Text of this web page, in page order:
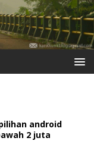
android
2 juta